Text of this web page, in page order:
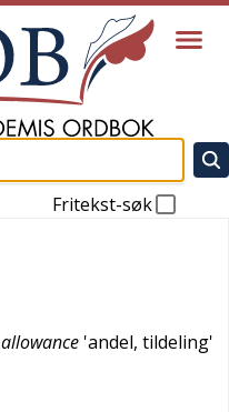
Fritekst-søk
allowance 'andel, tildeling'